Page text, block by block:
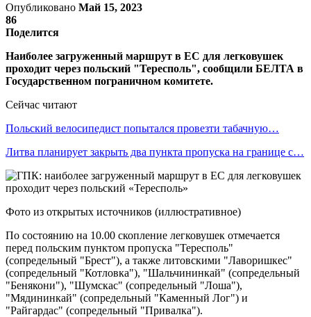
Опубликовано Май 15, 2023
86
Поделится
Наиболее загруженный маршрут в ЕС для легковушек
проходит через польский "Тересполь", сообщили БЕЛТА в
Государственном пограничном комитете.
Сейчас читают
Польский велосипедист попытался провезти табачную…
Литва планирует закрыть два пункта пропуска на границе с…
Фото из открытых источников (иллюстративное)
По состоянию на 10.00 скопление легковушек отмечается
перед польским пунктом пропуска "Тересполь"
(сопредельный "Брест"), а также литовскими "Лаворишкес"
(сопредельный "Котловка"), "Шальчининкай" (сопредельный
"Бенякони"), "Шумскас" (сопредельный "Лоша"),
"Мядининкай" (сопредельный "Каменный Лог") и
"Райгардас" (сопредельный "Привалка").